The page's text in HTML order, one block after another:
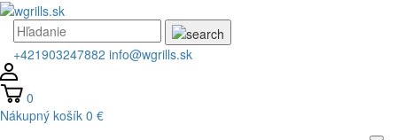
+421903247882 info@wgrills.sk
0
Nákupný košík 0 €